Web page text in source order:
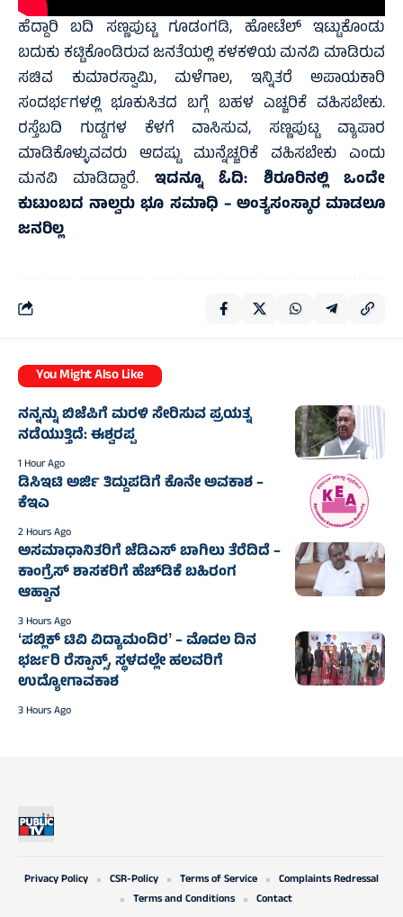
ಹೆದ್ದಾರಿ ಬದಿ ಸಣ್ಣಪುಟ್ಟ ಗೂಡಂಗಡಿ, ಹೋಟೆಲ್ ಇಟ್ಟುಕೊಂಡು
ಬದುಕು ಕಟ್ಟಿಕೊಂಡಿರುವ ಜನತೆಯಲ್ಲಿ ಕಳಕಳಿಯ ಮನವಿ ಮಾಡಿರುವ
ಸಚಿವ ಕುಮಾರಸ್ವಾಮಿ, ಮಳೆಗಾಲ, ಇನ್ನಿತರೆ ಅಪಾಯಕಾರಿ
ಸಂದರ್ಭಗಳಲ್ಲಿ ಭೂಕುಸಿತದ ಬಗ್ಗೆ ಬಹಳ ಎಚ್ಚರಿಕೆ ವಹಿಸಬೇಕು.
ರಸ್ತೆಬದಿ ಗುಡ್ಡಗಳ ಕೆಳಗೆ ವಾಸಿಸುವ, ಸಣ್ಣಪುಟ್ಟ ವ್ಯಾಪಾರ
ಮಾಡಿಕೊಳ್ಳುವವರು ಆದಷ್ಟು ಮುನ್ನೆಚ್ಚರಿಕೆ ವಹಿಸಬೇಕು ಎಂದು
ಮನವಿ ಮಾಡಿದ್ದಾರೆ. ಇದನ್ನೂ ಓದಿ: ಶಿರೂರಿನಲ್ಲಿ ಒಂದೇ
ಕುಟುಂಬದ ನಾಲ್ವರು ಭೂ ಸಮಾಧಿ – ಅಂತ್ಯಸಂಸ್ಕಾರ ಮಾಡಲೂ
ಜನರಿಲ್ಲ
You Might Also Like
ನನ್ನನ್ನು ಬಿಜೆಪಿಗೆ ಮರಳಿ ಸೇರಿಸುವ ಪ್ರಯತ್ನ
ನಡೆಯುತ್ತಿದೆ: ಈಶ್ವರಪ್ಪ
1 Hour Ago
ಡಿಸಿಇಟಿ ಅರ್ಜಿ ತಿದ್ದುಪಡಿಗೆ ಕೊನೇ ಅವಕಾಶ –
ಕೆಇಎ
2 Hours Ago
ಅಸಮಾಧಾನಿತರಿಗೆ ಜೆಡಿಎಸ್‌‍ ಬಾಗಿಲು ತೆರೆದಿದೆ –
ಕಾಂಗ್ರೆಸ್‌‍ ಶಾಸಕರಿಗೆ ಹೆಚ್‌ಡಿಕೆ ಬಹಿರಂಗ
ಆಹ್ವಾನ
3 Hours Ago
ʻಪಬ್ಲಿಕ್‌ ಟಿವಿ ವಿದ್ಯಾಮಂದಿರʼ – ಮೊದಲ ದಿನ
ಭರ್ಜರಿ ರೆಸ್ಪಾನ್ಸ್‌, ಸ್ಥಳದಲ್ಲೇ ಹಲವರಿಗೆ
ಉದ್ಯೋಗಾವಕಾಶ
3 Hours Ago
Privacy Policy CSR-Policy Terms of Service
Complaints Redressal
Terms and Conditions
Contact